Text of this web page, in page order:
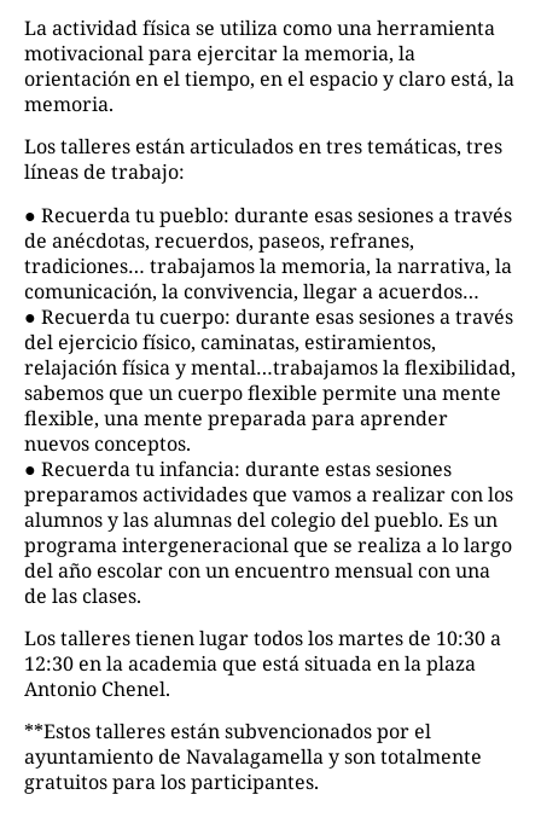
La actividad física se utiliza como una herramienta
motivacional para ejercitar la memoria, la
orientación en el tiempo, en el espacio y claro está, la
memoria.
Los talleres están articulados en tres temáticas, tres
líneas de trabajo:
● Recuerda tu pueblo: durante esas sesiones a través
de anécdotas, recuerdos, paseos, refranes,
tradiciones… trabajamos la memoria, la narrativa, la
comunicación, la convivencia, llegar a acuerdos…
● Recuerda tu cuerpo: durante esas sesiones a través
del ejercicio físico, caminatas, estiramientos,
relajación física y mental…trabajamos la flexibilidad,
sabemos que un cuerpo flexible permite una mente
flexible, una mente preparada para aprender
nuevos conceptos.
● Recuerda tu infancia: durante estas sesiones
preparamos actividades que vamos a realizar con los
alumnos y las alumnas del colegio del pueblo. Es un
programa intergeneracional que se realiza a lo largo
del año escolar con un encuentro mensual con una
de las clases.
Los talleres tienen lugar todos los martes de 10:30 a
12:30 en la academia que está situada en la plaza
Antonio Chenel.
**Estos talleres están subvencionados por el
ayuntamiento de Navalagamella y son totalmente
gratuitos para los participantes.